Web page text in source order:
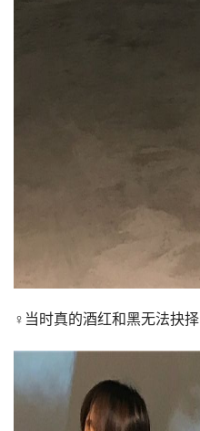
♀当时真的酒红和黑无法抉择